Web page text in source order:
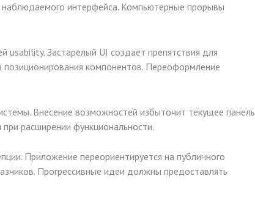
интерфейса. Компьютерные прорывы
usability. Застарелый UI создаёт препятствия для
компонентов. Переоформление
Внесение возможностей избыточит текущее панель
расширении функциональности.
Приложение переориентируется на публичного
Прогрессивные идеи должны предоставлять